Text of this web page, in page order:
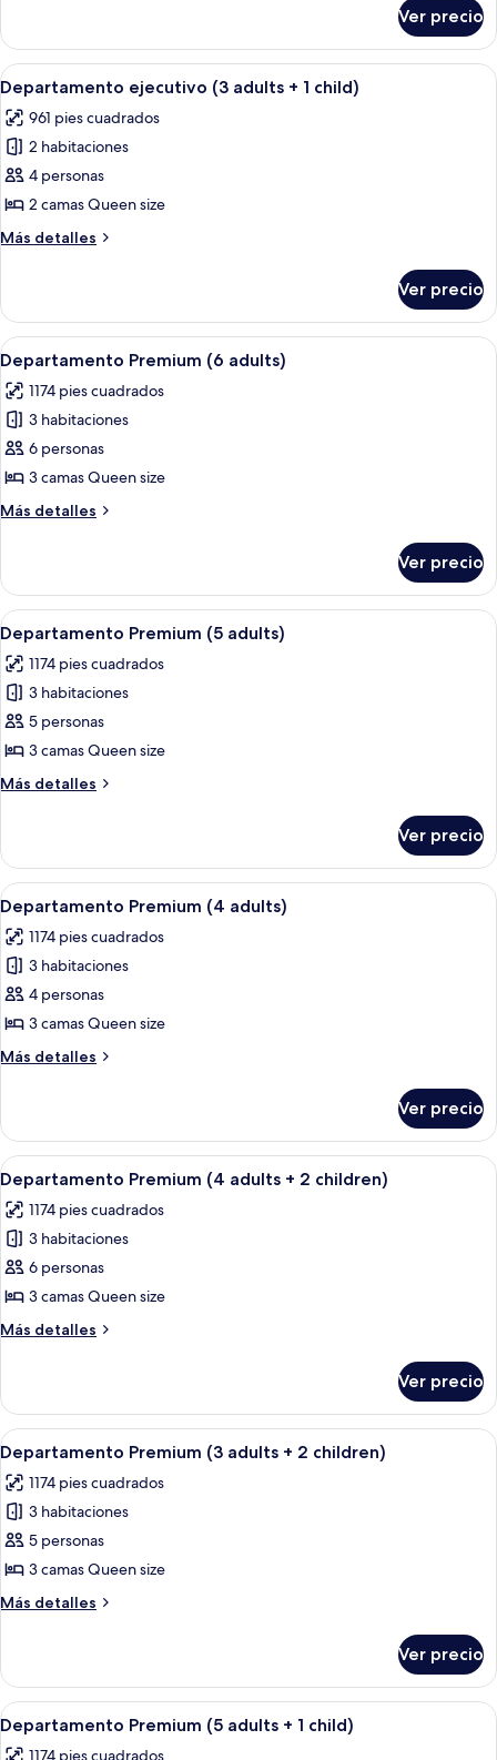
+
child)
ejecutivo
(2
adults
2
child)
Ver precio
Abrir
todas
las
fotos
de
Departamento
ejecutivo
(3
+
child)
Un dormitorio moderno con una
8
Departamento ejecutivo (3 adults + 1 child)
961 pies cuadrados
2 habitaciones
4 personas
2 camas Queen size
Más detalles
Más
ejecutivo
(3
adults
child)
Ver precio
Abrir
todas
las
fotos
de
Departamento
Premium
(6
Una habitación de hotel con una
13
Departamento Premium (6 adults)
1174 pies cuadrados
3 habitaciones
6 personas
3 camas Queen size
Más detalles
Más
Premium
(6
adults)
Ver precio
Abrir
todas
las
fotos
de
Departamento
Premium
(5
Una habitación de hotel con una
13
Departamento Premium (5 adults)
1174 pies cuadrados
3 habitaciones
5 personas
3 camas Queen size
Más detalles
Más
Premium
(5
adults)
Ver precio
Abrir
todas
las
fotos
de
Departamento
Premium
(4
Una habitación de hotel con una
13
Departamento Premium (4 adults)
1174 pies cuadrados
3 habitaciones
4 personas
3 camas Queen size
Más detalles
Más
Premium
(4
adults)
Ver precio
Abrir
todas
las
fotos
de
Departamento
Premium
(4
+
children)
Una habitación de hotel con una
13
Departamento Premium (4 adults + 2 children)
1174 pies cuadrados
3 habitaciones
6 personas
3 camas Queen size
Más detalles
Más
Premium
(4
adults
2
children)
Ver precio
Abrir
todas
las
fotos
de
Departamento
Premium
(3
+
children)
Una habitación de hotel con una
13
Departamento Premium (3 adults + 2 children)
1174 pies cuadrados
3 habitaciones
5 personas
3 camas Queen size
Más detalles
Más
Premium
(3
adults
Ver precio
Abrir
todas
Una habitación de hotel con una
13
Departamento Premium (5 adults + 1 child)
1174 pies cuadrados